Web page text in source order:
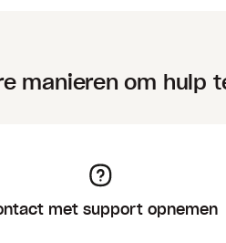
manieren om hulp
met support opnemen